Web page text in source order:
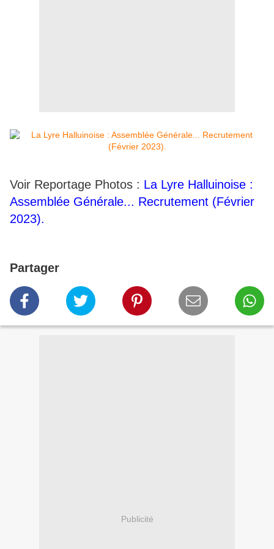
Voir Reportage Photos : La Lyre Halluinoise :
Assemblée Générale... Recrutement (Février
2023).
Partager
Publicité